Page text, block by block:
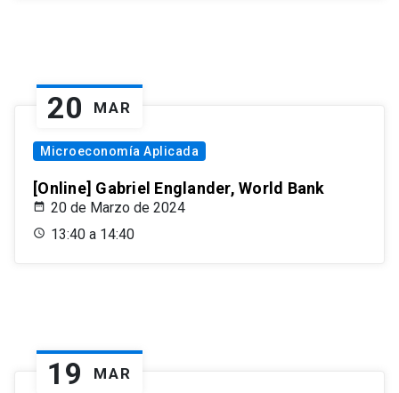
20 MAR
Microeconomía Aplicada
[Online] Gabriel Englander, World Bank
20 de Marzo de 2024
13:40 a 14:40
19 MAR